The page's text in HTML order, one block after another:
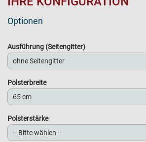
Optionen
Ausführung (Seitengitter)
Polsterbreite
Polsterstärke